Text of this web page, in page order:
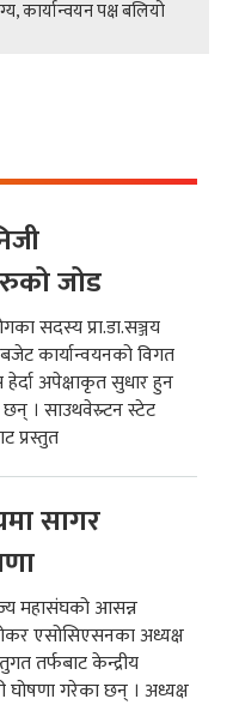
कार्यान्वयन पक्ष बलियो
जोड
सदस्य प्रा.डा.सञ्जय
कार्यान्वयनको विगत
अपेक्षाकृत सुधार हुन
। साउथवेस्र्टन स्टेट
प्रस्तुत
सागर
महासंघको आसन्न
एसोसिएसनका अध्यक्ष
तर्फबाट केन्द्रीय
घोषणा गरेका छन् । अध्यक्ष